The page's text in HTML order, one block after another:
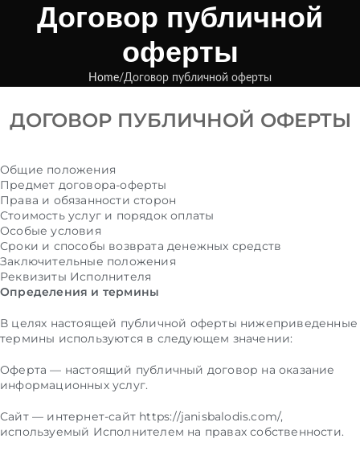
Договор публичной
оферты
Home Договор публичной оферты
ДОГОВОР ПУБЛИЧНОЙ ОФЕРТЫ
Общие положения
Предмет договора-оферты
Права и обязанности сторон
Стоимость услуг и порядок оплаты
Особые условия
Сроки и способы возврата денежных средств
Заключительные положения
Реквизиты Исполнителя
Определения и термины
В целях настоящей публичной оферты нижеприведенные
термины используются в следующем значении:
Оферта — настоящий публичный договор на оказание
информационных услуг.
Сайт — интернет-сайт https://janisbalodis.com/,
используемый Исполнителем на правах собственности.